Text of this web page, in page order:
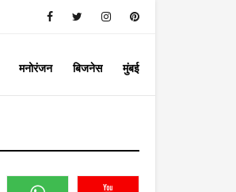
मनोरंजन बिजनेस मुंबई